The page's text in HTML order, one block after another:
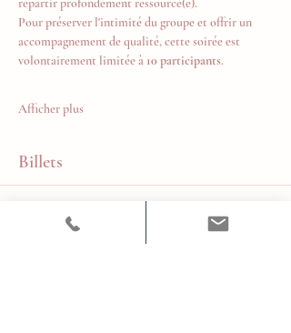
Pour préserver l'intimité du groupe et offrir un
accompagnement de qualité, cette soirée est
volontairement limitée à 10 participants.
Afficher plus
Billets
Type de billet